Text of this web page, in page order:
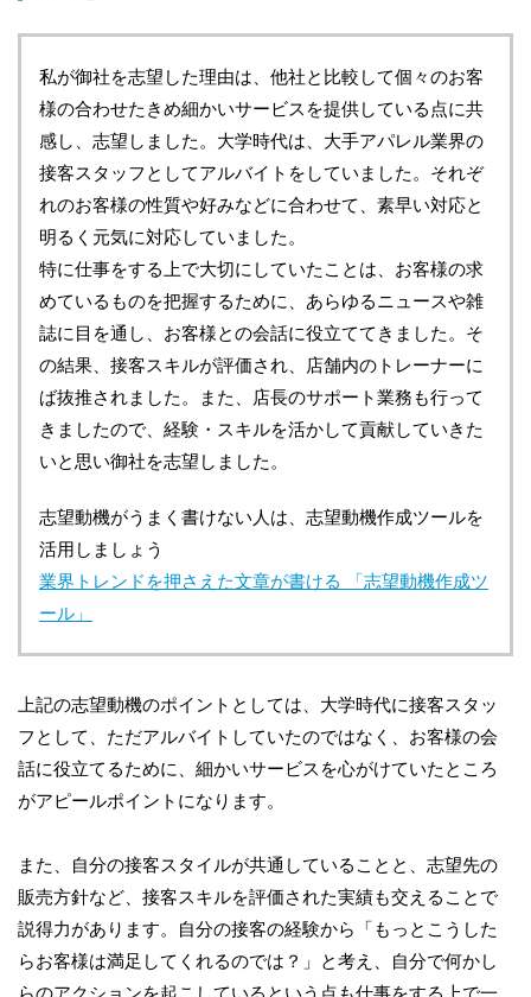
私が御社を志望した理由は、他社と比較して個々のお客
様の合わせたきめ細かいサービスを提供している点に共
感し、志望しました。大学時代は、大手アパレル業界の
接客スタッフとしてアルバイトをしていました。それぞ
れのお客様の性質や好みなどに合わせて、素早い対応と
明るく元気に対応していました。
特に仕事をする上で大切にしていたことは、お客様の求
めているものを把握するために、あらゆるニュースや雑
誌に目を通し、お客様との会話に役立ててきました。そ
の結果、接客スキルが評価され、店舗内のトレーナーに
ば抜推されました。また、店長のサポート業務も行って
きましたので、経験・スキルを活かして貢献していきた
いと思い御社を志望しました。
志望動機がうまく書けない人は、志望動機作成ツールを
活用しましょう
業界トレンドを押さえた文章が書ける 「志望動機作成ツ
ール」
上記の志望動機のポイントとしては、大学時代に接客スタッ
フとして、ただアルバイトしていたのではなく、お客様の会
話に役立てるために、細かいサービスを心がけていたところ
がアピールポイントになります。
また、自分の接客スタイルが共通していることと、志望先の
販売方針など、接客スキルを評価された実績も交えることで
説得力があります。自分の接客の経験から「もっとこうした
らお客様は満足してくれるのでは？」と考え、自分で何かし